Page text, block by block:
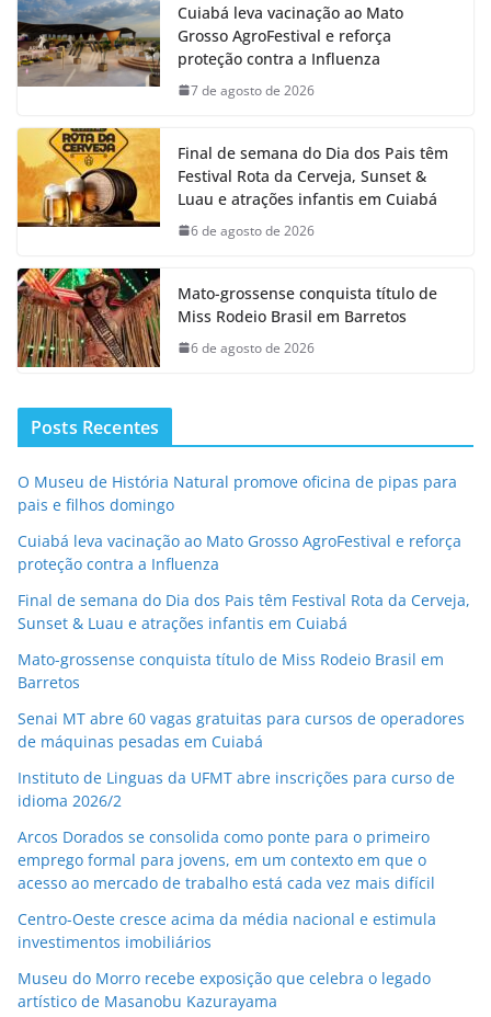
Cuiabá leva vacinação ao Mato
Grosso AgroFestival e reforça
proteção contra a Influenza
7 de agosto de 2026
Final de semana do Dia dos Pais têm
Festival Rota da Cerveja, Sunset &
Luau e atrações infantis em Cuiabá
6 de agosto de 2026
Mato-grossense conquista título de
Miss Rodeio Brasil em Barretos
6 de agosto de 2026
Posts Recentes
O Museu de História Natural promove oficina de pipas para
pais e filhos domingo
Cuiabá leva vacinação ao Mato Grosso AgroFestival e reforça
proteção contra a Influenza
Final de semana do Dia dos Pais têm Festival Rota da Cerveja,
Sunset & Luau e atrações infantis em Cuiabá
Mato-grossense conquista título de Miss Rodeio Brasil em
Barretos
Senai MT abre 60 vagas gratuitas para cursos de operadores
de máquinas pesadas em Cuiabá
Instituto de Linguas da UFMT abre inscrições para curso de
idioma 2026/2
Arcos Dorados se consolida como ponte para o primeiro
emprego formal para jovens, em um contexto em que o
acesso ao mercado de trabalho está cada vez mais difícil
Centro-Oeste cresce acima da média nacional e estimula
investimentos imobiliários
Museu do Morro recebe exposição que celebra o legado
artístico de Masanobu Kazurayama